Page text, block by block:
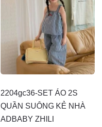
2204gc36-SET ÁO 2S
QUẦN SUÔNG KẺ NHÀ
ADBABY ZHILI